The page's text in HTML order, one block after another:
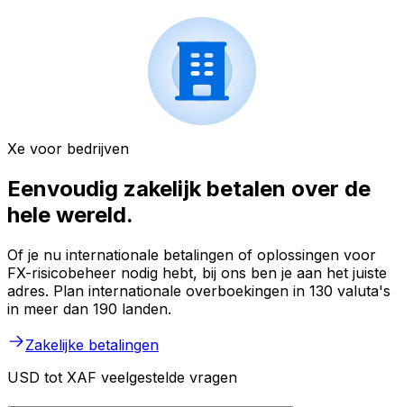
Xe voor bedrijven
Eenvoudig zakelijk betalen over de
hele wereld.
Of je nu internationale betalingen of oplossingen voor
FX-risicobeheer nodig hebt, bij ons ben je aan het juiste
adres. Plan internationale overboekingen in 130 valuta's
in meer dan 190 landen.
Zakelijke betalingen
USD tot XAF veelgestelde vragen